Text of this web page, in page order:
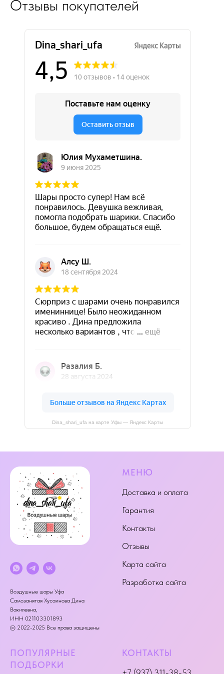
Отзывы покупателей
Dina_shari_ufa на карте Уфы — Яндекс Карты
Воздушные шары Уфа
Самозанятая Хусаинова Дина
Вакилевна,
ИНН 021103301893
© 2022-2025 Все права защищены
МЕНЮ
Доставка и оплата
Гарантия
Контакты
Отзывы
Карта сайта
Разработка сайта
ПОПУЛЯРНЫЕ
ПОДБОРКИ
КОНТАКТЫ